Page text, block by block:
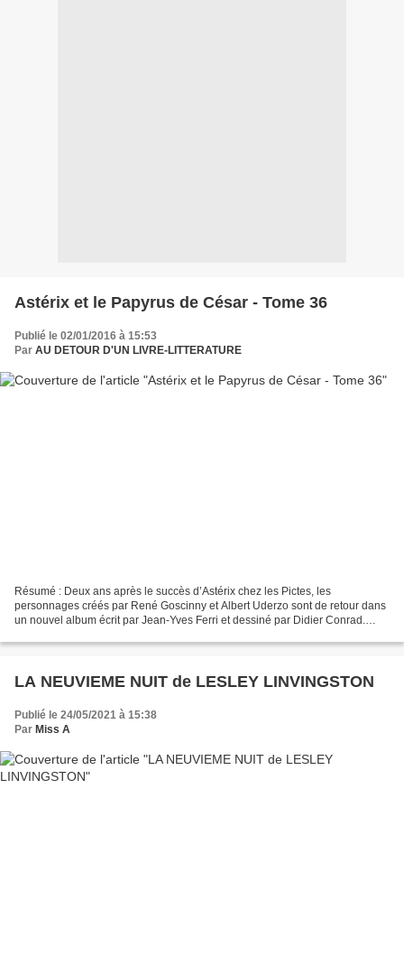
Astérix et le Papyrus de César - Tome 36
Publié le 02/01/2016 à 15:53
Par AU DETOUR D'UN LIVRE-LITTERATURE
Résumé : Deux ans après le succès d’Astérix chez les Pictes, les
personnages créés par René Goscinny et Albert Uderzo sont de retour dans
un nouvel album écrit par Jean-Yves Ferri et dessiné par Didier Conrad.
LA NEUVIEME NUIT de LESLEY LINVINGSTON
Publié le 24/05/2021 à 15:38
Par Miss A